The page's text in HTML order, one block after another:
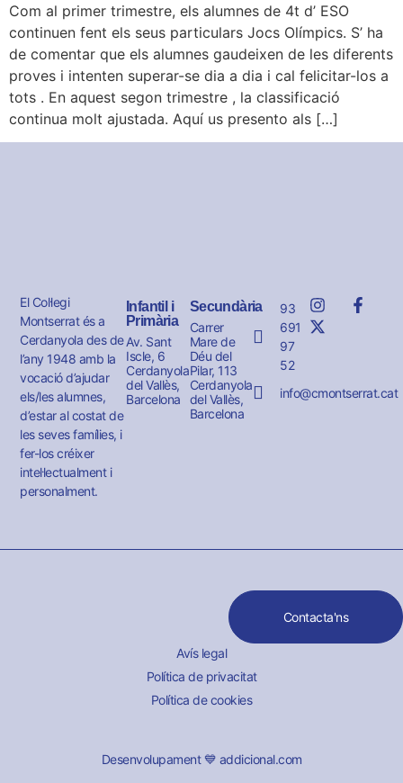
Com al primer trimestre, els alumnes de 4t d’ ESO
continuen fent els seus particulars Jocs Olímpics. S’ ha
de comentar que els alumnes gaudeixen de les diferents
proves i intenten superar-se dia a dia i cal felicitar-los a
tots . En aquest segon trimestre , la classificació
continua molt ajustada. Aquí us presento als […]
El Col·legi
Montserrat és a
Cerdanyola des de
l’any 1948 amb la
vocació d’ajudar
els/les alumnes,
d’estar al costat de
les seves famílies, i
fer-los créixer
intel·lectualment i
personalment.
Infantil i
Primària
Av. Sant
Iscle, 6
Cerdanyola
del Vallès,
Barcelona
Secundària
Carrer
Mare de
Déu del
Pilar, 113
Cerdanyola
del Vallès,
Barcelona
93
691
97
52
info@cmontserrat.cat
Contacta'ns
Avís legal
Política de privacitat
Política de cookies
Desenvolupament 💙 addicional.com